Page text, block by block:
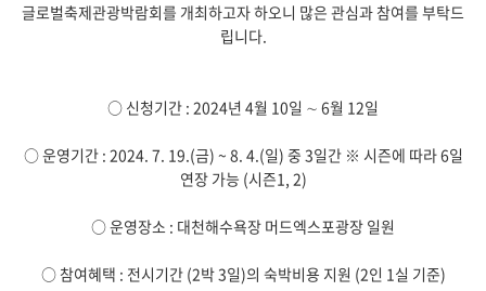
글로벌축제관광박람회를 개최하고자 하오니 많은 관심과 참여를 부탁드
립니다.
○ 신청기간 : 2024년 4월 10일 ∼ 6월 12일
○ 운영기간 : 2024. 7. 19.(금) ~ 8. 4.(일) 중 3일간 ※ 시즌에 따라 6일
연장 가능 (시즌1, 2)
○ 운영장소 : 대천해수욕장 머드엑스포광장 일원
○ 참여혜택 : 전시기간 (2박 3일)의 숙박비용 지원 (2인 1실 기준)